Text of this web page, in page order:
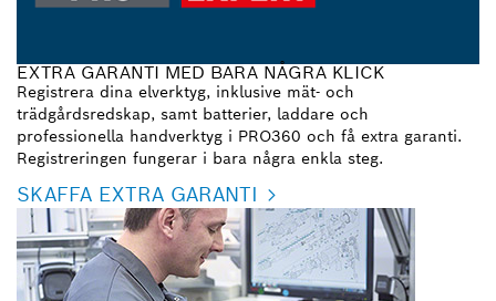
EXTRA GARANTI MED BARA NÅGRA KLICK
Registrera dina elverktyg, inklusive mät- och
trädgårdsredskap, samt batterier, laddare och
professionella handverktyg i PRO360 och få extra garanti.
Registreringen fungerar i bara några enkla steg.
SKAFFA EXTRA GARANTI